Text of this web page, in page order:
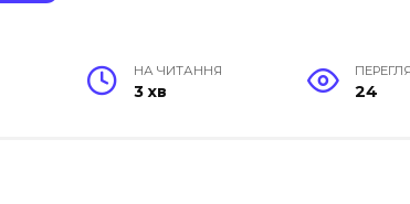
НА ЧИТАННЯ
3 хв 24